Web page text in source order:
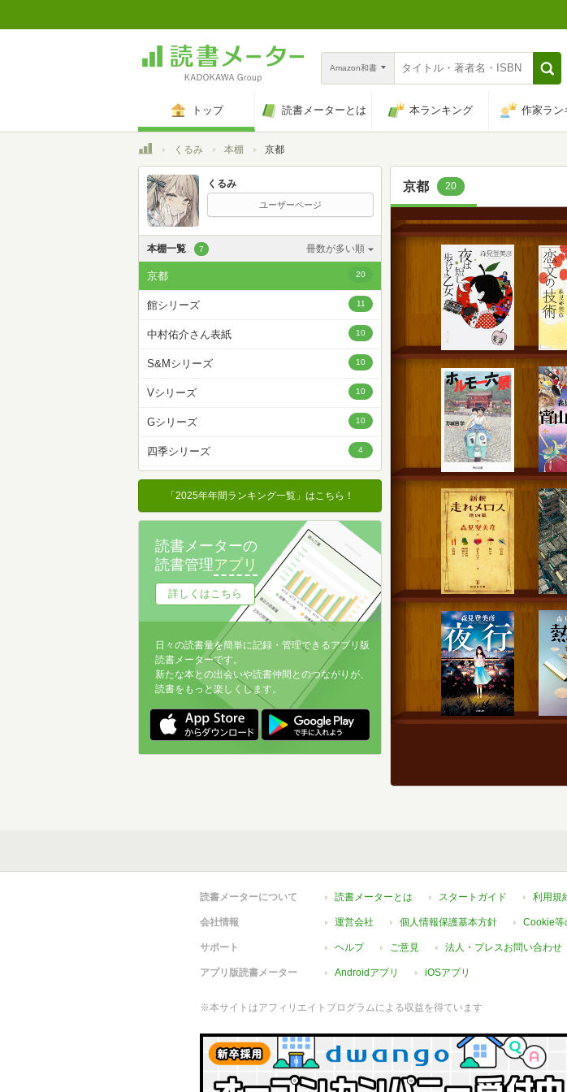
Amazon和書
トップ 読書メーターとは 本ランキング 作家ラン
トップくるみ 本棚 京都
くるみ
ユーザーページ
本棚一覧 7 冊数が多い順
カスタム順
登録日時が新しい順
登録日時が古い順
冊数が多い順
冊数が少ない順
京都 20
館シリーズ 11
中村佑介さん表紙 10
S&Mシリーズ 10
Vシリーズ 10
Gシリーズ 10
四季シリーズ 4
「2025年年間ランキング一覧」はこちら！
読書メーターの
読書管理アプリ
詳しくはこちら
日々の読書量を簡単に記録・管理できるアプリ版
読書メーターです。
新たな本との出会いや読書仲間とのつながりが、
読書をもっと楽しくします。
京都 20
読書メーターについて 読書メーターとは スタートガイド 利用規
会社情報 運営会社 個人情報保護基本方針 Cookie等
サポート ヘルプ ご意見 法人・プレスお問い合わせ
アプリ版読書メーター Androidアプリ iOSアプリ
※本サイトはアフィリエイトプログラムによる収益を得ています